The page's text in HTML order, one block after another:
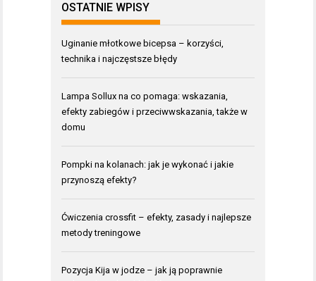
OSTATNIE WPISY
Uginanie młotkowe bicepsa – korzyści,
technika i najczęstsze błędy
Lampa Sollux na co pomaga: wskazania,
efekty zabiegów i przeciwwskazania, także w
domu
Pompki na kolanach: jak je wykonać i jakie
przynoszą efekty?
Ćwiczenia crossfit – efekty, zasady i najlepsze
metody treningowe
Pozycja Kija w jodze – jak ją poprawnie